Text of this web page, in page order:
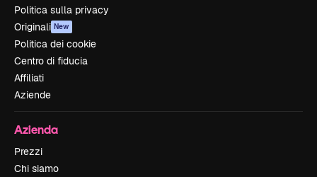
Politica sulla privacy
Originali New
Politica dei cookie
Centro di fiducia
Affiliati
Aziende
Azienda
Prezzi
Chi siamo